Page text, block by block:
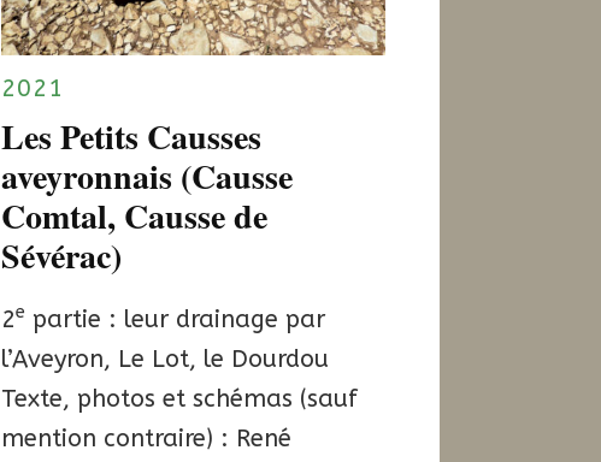
2021
Les Petits Causses
aveyronnais (Causse
Comtal, Causse de
Sévérac)
2e partie : leur drainage par
l’Aveyron, Le Lot, le Dourdou
Texte, photos et schémas (sauf
mention contraire) : René